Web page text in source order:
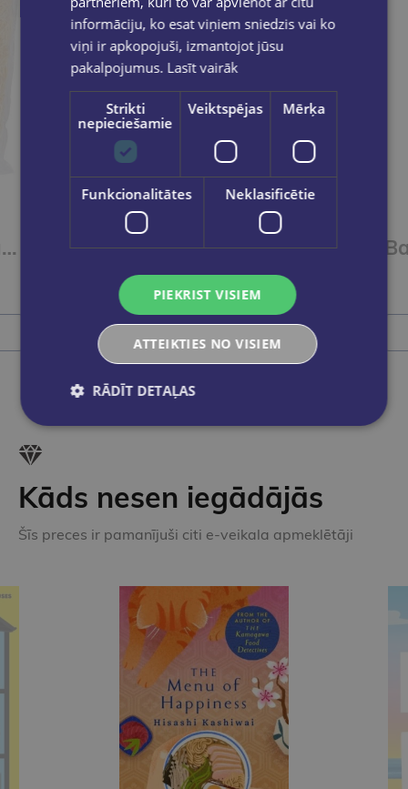
Koka skaidas dabīgas 30g Baloni 30cm.Mašīnas 6gab.
Kāds nesen iegādājās
Šīs preces ir pamanījuši citi e-veikala apmeklētāji
informāciju, ko esat viņiem sniedzis vai ko
viņi ir apkopojuši, izmantojot jūsu
pakalpojumus. Lasīt vairāk
Strikti
nepieciešamie
Veiktspējas Mērķa
Funkcionalitātes Neklasificētie
PIEKRIST VISIEM
ATTEIKTIES NO VISIEM
RĀDĪT DETAĻAS